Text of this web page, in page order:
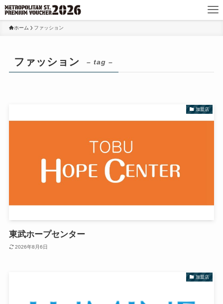
ホーム ファッション
ファッション – tag –
加盟店
東武ホープセンター
2026年8月6日
加盟店